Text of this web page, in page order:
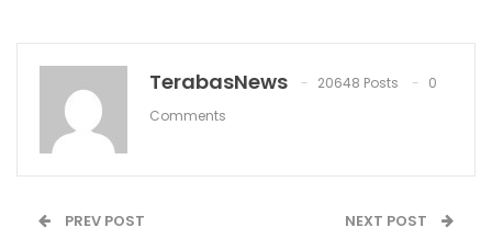
TerabasNews 20648 Posts
0
Comments
PREV POST NEXT POST